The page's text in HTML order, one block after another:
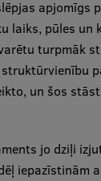
apjomīgs
laiks, pūles un
turpmāk
un šos
jo dziļi
iepazīstinām